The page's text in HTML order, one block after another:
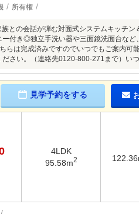
所有権
との会話が弾む対面式システムキッチン
付き◎独立手洗い器や三面鏡洗面台など
は完成済みですのでいつでもご案内可
さい。（連絡先0120-800-271まで）いつ
見学予約をする
4LDK
95.58m2